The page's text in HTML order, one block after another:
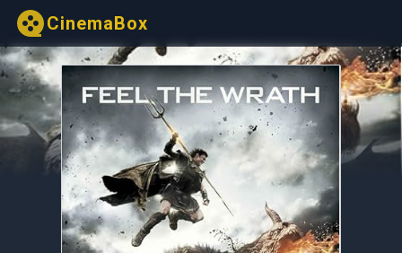
CinemaBox